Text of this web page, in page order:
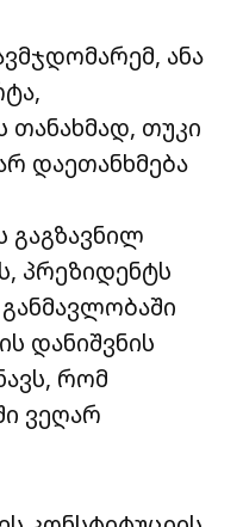
ანა
თუკი
დაეთანხმება
გაგზავნილ
პრეზიდენტს
დანიშვნის
რომ
ვეღარ